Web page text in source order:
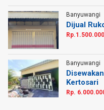
Banyuwangi
Dijual
Banyuwangi
Kertosari
Rp.